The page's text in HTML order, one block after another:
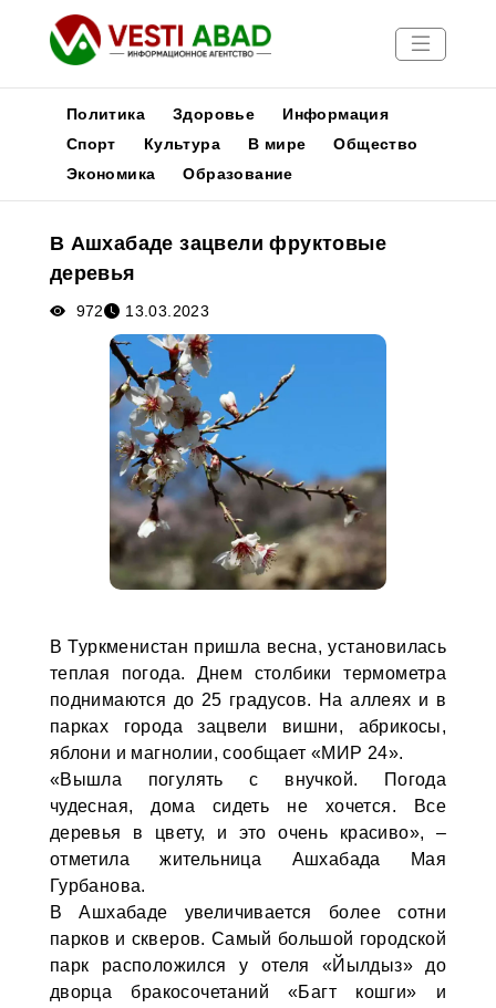
Новости
Медиа
Афиша
Политика Здоровье
Информация
Спорт
Культура В мире
Общество
Экономика
Образование
В Ашхабаде зацвели фруктовые
деревья
972 13.03.2023
В Туркменистан пришла весна, установилась
теплая погода. Днем столбики термометра
поднимаются до 25 градусов. На аллеях и в
парках города зацвели вишни, абрикосы,
яблони и магнолии, сообщает «МИР 24».
«Вышла погулять с внучкой. Погода
чудесная, дома сидеть не хочется. Все
деревья в цвету, и это очень красиво», –
отметила жительница Ашхабада Мая
Гурбанова.
В Ашхабаде увеличивается более сотни
парков и скверов. Самый большой городской
парк расположился у отеля «Йылдыз» до
дворца бракосочетаний «Багт кошги» и